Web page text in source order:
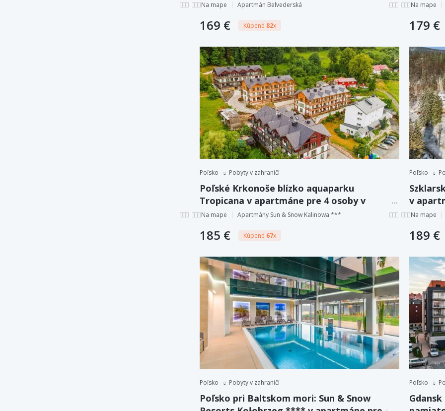
fľaša vína a káva neobmedzene
Na mape Apartmán Belvederská
169 € Kúpené 82x
+ vstup
Na mape
179 €
Poľsko Pobyty v zahraničí
Poľské Krkonoše blízko aquaparku
Tropicana v apartmáne pre 4 osoby v
Apartamenty Sun & Snow Karpatia
Na mape Apartmány Sun & Snow Kalinowa ***
185 € Kúpené 67x
Poľsko
v
Na mape
189 €
Poľsko Pobyty v zahraničí
Poľsko pri Baltskom mori: Sun & Snow
Poľsko